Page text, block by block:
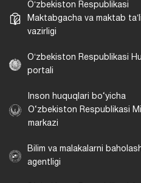
Oʻzbekiston Respublikasi
Maktabgacha va maktab
vazirligi
Oʻzbekiston Respublikasi
portali
Inson huquqlari bo‘yicha
O‘zbekiston Respublikasi
markazi
Bilim va malakalarni
agentligi